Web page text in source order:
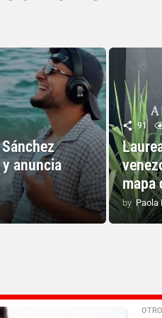
anuncia
91
mapa
by Paola